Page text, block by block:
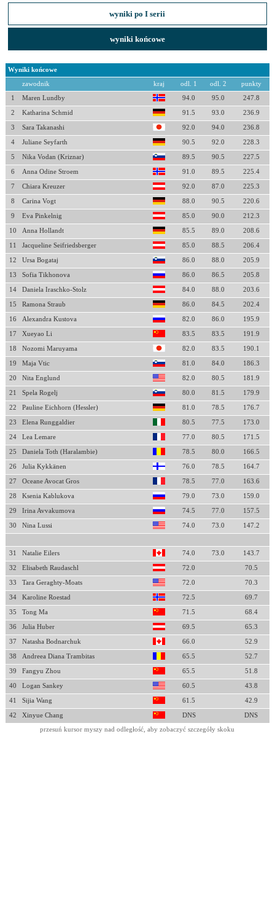
wyniki po I serii
wyniki końcowe
Wyniki końcowe
zawodnik kraj odl. 1 odl. 2 punkty
1 Maren Lundby 94.0 95.0 247.8
2 Katharina Schmid 91.5 93.0 236.9
3 Sara Takanashi 92.0 94.0 236.8
4 Juliane Seyfarth 90.5 92.0 228.3
5 Nika Vodan (Kriznar) 89.5 90.5 227.5
6 Anna Odine Stroem 91.0 89.5 225.4
7 Chiara Kreuzer 92.0 87.0 225.3
8 Carina Vogt 88.0 90.5 220.6
9 Eva Pinkelnig 85.0 90.0 212.3
10 Anna Hollandt 85.5 89.0 208.6
11 Jacqueline Seifriedsberger 85.0 88.5 206.4
12 Ursa Bogataj 86.0 88.0 205.9
13 Sofia Tikhonova 86.0 86.5 205.8
14 Daniela Iraschko-Stolz 84.0 88.0 203.6
15 Ramona Straub 86.0 84.5 202.4
16 Alexandra Kustova 82.0 86.0 195.9
17 Xueyao Li 83.5 83.5 191.9
18 Nozomi Maruyama 82.0 83.5 190.1
19 Maja Vtic 81.0 84.0 186.3
20 Nita Englund 82.0 80.5 181.9
21 Spela Rogelj 80.0 81.5 179.9
22 Pauline Eichhorn (Hessler) 81.0 78.5 176.7
23 Elena Runggaldier 80.5 77.5 173.0
24 Lea Lemare 77.0 80.5 171.5
25 Daniela Toth (Haralambie) 78.5 80.0 166.5
26 Julia Kykkänen 76.0 78.5 164.7
27 Oceane Avocat Gros 78.5 77.0 163.6
28 Ksenia Kablukova 79.0 73.0 159.0
29 Irina Avvakumova 74.5 77.0 157.5
30 Nina Lussi 74.0 73.0 147.2
31 Natalie Eilers 74.0 73.0 143.7
32 Elisabeth Raudaschl 72.0 70.5
33 Tara Geraghty-Moats 72.0 70.3
34 Karoline Roestad 72.5 69.7
35 Tong Ma 71.5 68.4
36 Julia Huber 69.5 65.3
37 Natasha Bodnarchuk 66.0 52.9
38 Andreea Diana Trambitas 65.5 52.7
39 Fangyu Zhou 65.5 51.8
40 Logan Sankey 60.5 43.8
41 Sijia Wang 61.5 42.9
42 Xinyue Chang DNS DNS
przesuń kursor myszy nad odległość, aby zobaczyć szczegóły skoku